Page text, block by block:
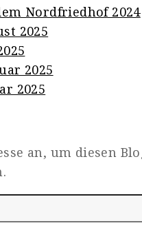
Nordfriedhof 2024
2025
2025
2025
an, um diesen